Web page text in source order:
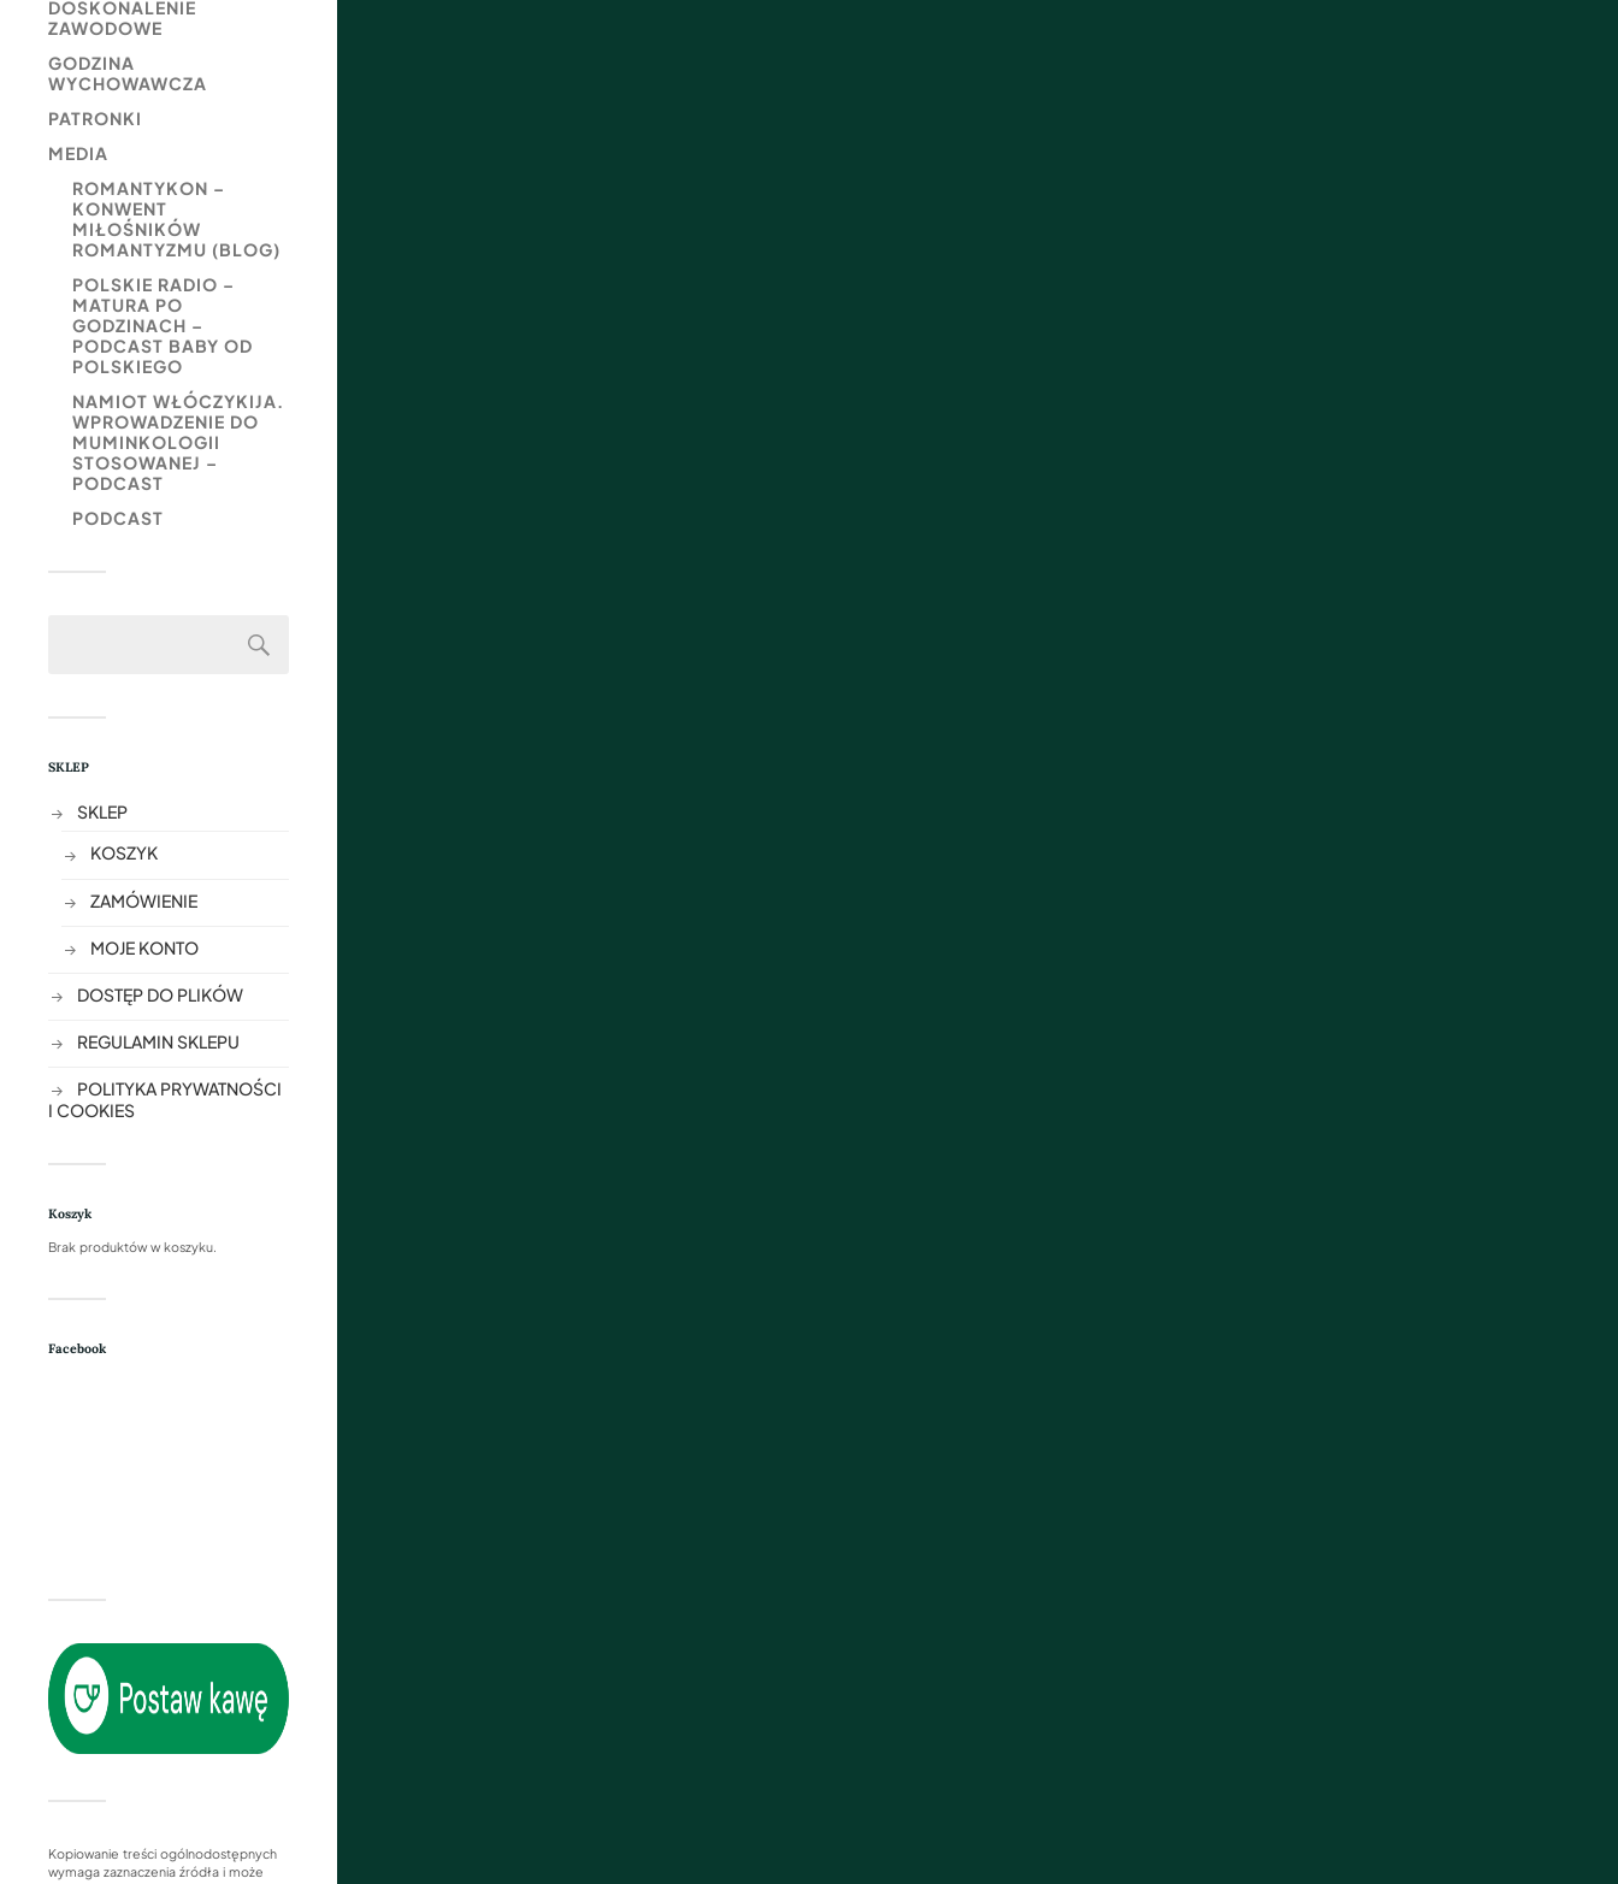
DOSKONALENIE
ZAWODOWE
GODZINA
WYCHOWAWCZA
PATRONKI
MEDIA
ROMANTYKON –
KONWENT
MIŁOŚNIKÓW
ROMANTYZMU (BLOG)
POLSKIE RADIO –
MATURA PO
GODZINACH –
PODCAST BABY OD
POLSKIEGO
NAMIOT WŁÓCZYKIJA.
WPROWADZENIE DO
MUMINKOLOGII
STOSOWANEJ –
PODCAST
PODCAST
SKLEP
SKLEP
KOSZYK
ZAMÓWIENIE
MOJE KONTO
DOSTĘP DO PLIKÓW
REGULAMIN SKLEPU
POLITYKA PRYWATNOŚCI
I COOKIES
Koszyk
Brak produktów w koszyku.
Facebook
Kopiowanie treści ogólnodostępnych
wymaga zaznaczenia źródła i może